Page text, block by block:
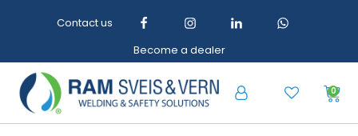
Contact us
Become a dealer
0